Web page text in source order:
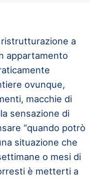
a
appartamento
ovunque,
macchie di
sensazione di
“quando potrò
situazione che
o mesi di
è metterti a